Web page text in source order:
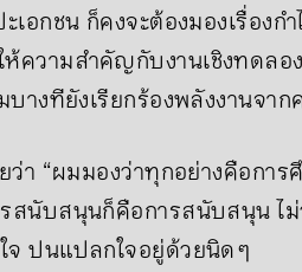
อกชน ก็คงจะต้องมองเรื่อง
ความสำคัญกับงานเชิงทดลอ
บางทียังเรียกร้องพลังงานจา
ว่า “ผมมองว่าทุกอย่างคือกา
นับสนุนก็คือการสนับสนุน ไม่ว่
จ ปนแปลกใจอยู่ด้วยนิด ๆ